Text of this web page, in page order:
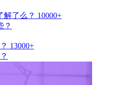
解了么？ 10000+
？
13000+